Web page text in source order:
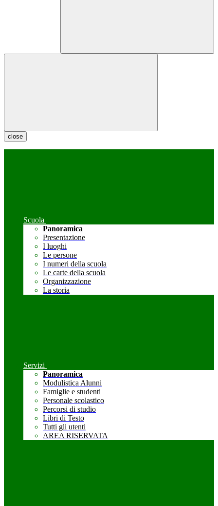
close
Scuola
Panoramica
Presentazione
I luoghi
Le persone
I numeri della scuola
Le carte della scuola
Organizzazione
La storia
Servizi
Panoramica
Modulistica Alunni
Famiglie e studenti
Personale scolastico
Percorsi di studio
Libri di Testo
Tutti gli utenti
AREA RISERVATA